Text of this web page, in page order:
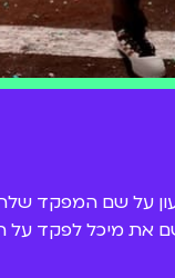
את מיכל לפקד על